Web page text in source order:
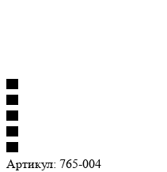
Артикул: 765-004